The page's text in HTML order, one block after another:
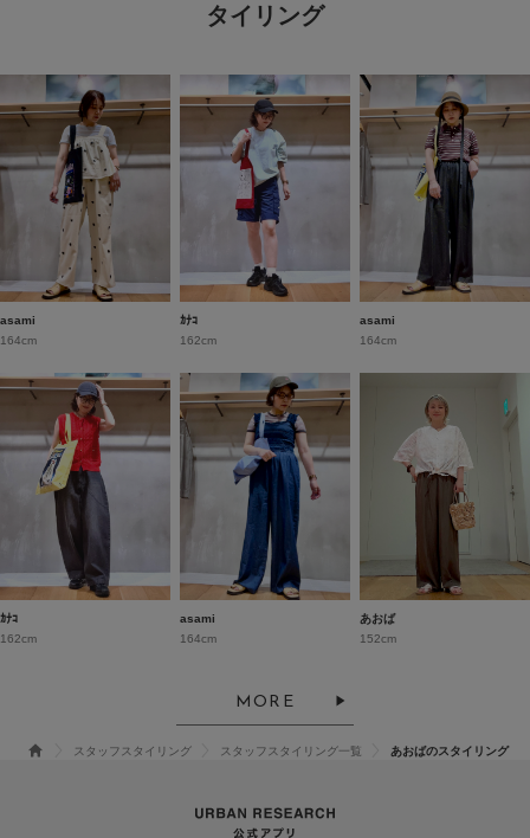
タイリング
asami
164cm
ｶﾅｺ
162cm
asami
164cm
ｶﾅｺ
162cm
asami
164cm
あおば
152cm
MORE
スタッフスタイリング スタッフスタイリング一覧 あおばのスタイリング